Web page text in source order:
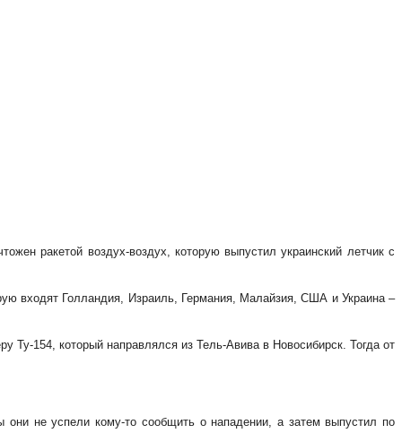
ракетой воздух-воздух, которую выпустил украинский летчик с
входят Голландия, Израиль, Германия, Малайзия, США и Украина –
Ту-154, который направлялся из Тель-Авива в Новосибирск. Тогда от
не успели кому-то сообщить о нападении, а затем выпустил по